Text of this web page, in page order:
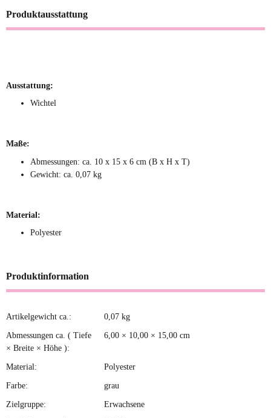
Produktausstattung
Ausstattung:
Wichtel
Maße:
Abmessungen: ca. 10 x 15 x 6 cm (B x H x T)
Gewicht: ca. 0,07 kg
Material:
Polyester
Produktinformation
Produkteigenschaft
Wert
Artikelgewicht ca.: 0,07 kg
Abmessungen ca. ( Tiefe
× Breite × Höhe ):
6,00 × 10,00 × 15,00 cm
Material: Polyester
Farbe: grau
Zielgruppe: Erwachsene